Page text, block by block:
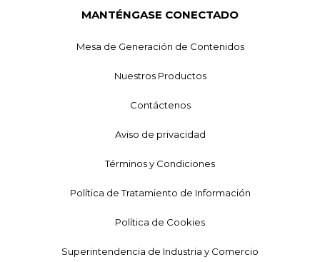
MANTÉNGASE CONECTADO
Mesa de Generación de Contenidos
Nuestros Productos
Contáctenos
Aviso de privacidad
Términos y Condiciones
Política de Tratamiento de Información
Política de Cookies
Superintendencia de Industria y Comercio